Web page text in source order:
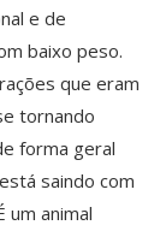
e de
baixo peso.
que eram
tornando
forma geral
saindo com
um animal